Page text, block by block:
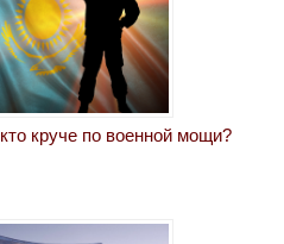
круче по военной мощи?